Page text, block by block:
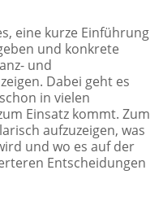
eine kurze Einführung
und konkrete
und
Dabei geht es
in vielen
Einsatz kommt. Zum
aufzuzeigen, was
und wo es auf der
Entscheidungen